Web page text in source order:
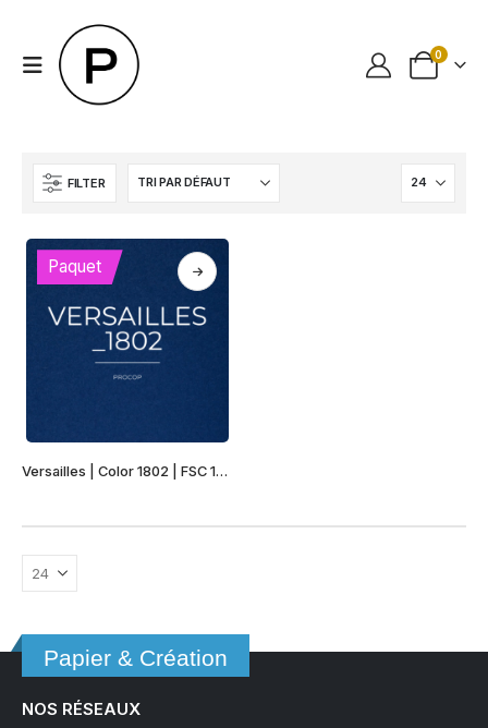
0
FILTER
Paquet
produit
plusieurs
Les
options
choisies
la
Versailles | Color 1802 | FSC 100% Recyclé
Papier & Création
NOS RÉSEAUX